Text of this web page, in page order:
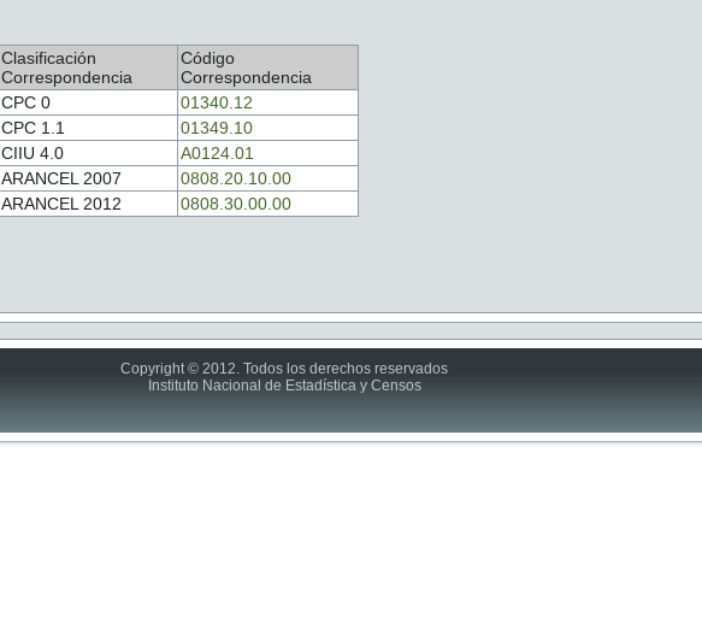
Clasificación
Correspondencia
Código
Correspondencia
CPC 0
01340.12
CPC 1.1
01349.10
CIIU 4.0
A0124.01
ARANCEL 2007
0808.20.10.00
ARANCEL 2012
0808.30.00.00
Copyright © 2012. Todos los derechos reservados
Instituto Nacional de Estadística y Censos